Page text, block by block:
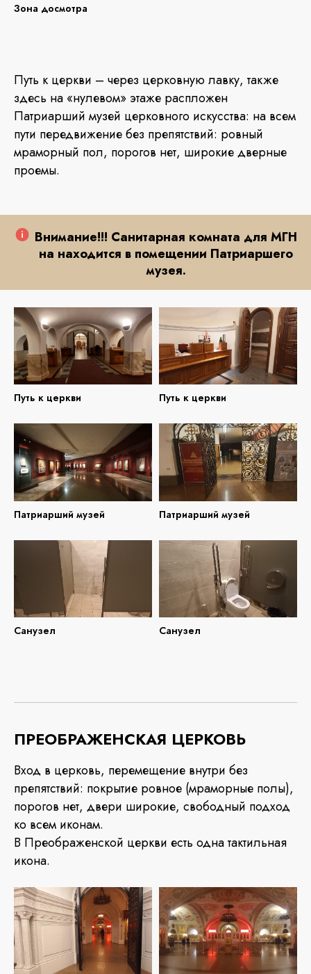
Зона досмотра
Путь к церкви – через церковную лавку, также
здесь на «нулевом» этаже распложен
Патриарший музей церковного искусства: на всем
пути передвижение без препятствий: ровный
мраморный пол, порогов нет, широкие дверные
проемы.
Внимание!!! Санитарная комната для МГН
на находится в помещении Патриаршего
музея.
Путь к церкви Путь к церкви
Патриарший музей Патриарший музей
Санузел Санузел
ПРЕОБРАЖЕНСКАЯ ЦЕРКОВЬ
Вход в церковь, перемещение внутри без
препятствий: покрытие ровное (мраморные полы),
порогов нет, двери широкие, свободный подход
ко всем иконам.
В Преображенской церкви есть одна тактильная
икона.